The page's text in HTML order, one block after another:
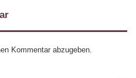
Kommentar abzugeben.